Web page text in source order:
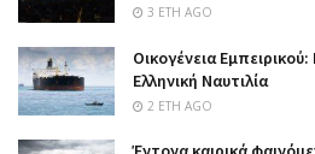
3 ΈΤΗ AGO
Οικογένεια
Ελληνική Ναυτιλία
2 ΈΤΗ AGO